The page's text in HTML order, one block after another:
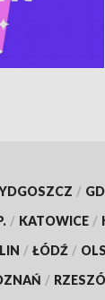
/
/ KATOWICE /
/ ŁÓDŹ /
/